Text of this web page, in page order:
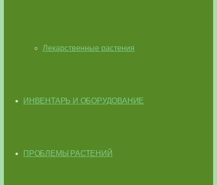
Лекарственные растения
ИНВЕНТАРЬ И ОБОРУДОВАНИЕ
ПРОБЛЕМЫ РАСТЕНИЙ